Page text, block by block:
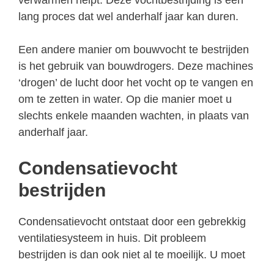
lang proces dat wel anderhalf jaar kan duren.
Een andere manier om bouwvocht te bestrijden
is het gebruik van bouwdrogers. Deze machines
‘drogen’ de lucht door het vocht op te vangen en
om te zetten in water. Op die manier moet u
slechts enkele maanden wachten, in plaats van
anderhalf jaar.
Condensatievocht
bestrijden
Condensatievocht ontstaat door een gebrekkig
ventilatiesysteem in huis. Dit probleem
bestrijden is dan ook niet al te moeilijk. U moet